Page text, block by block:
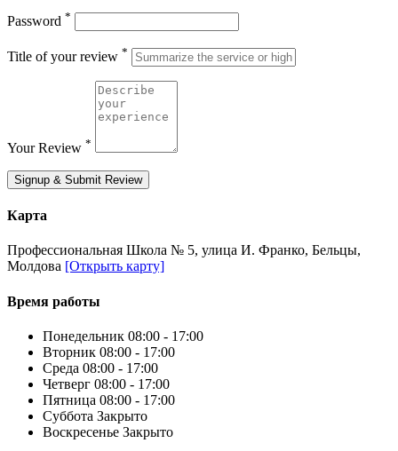
Password *
Title of your review *
Your Review *
Signup & Submit Review
Карта
Профессиональная Школа № 5, улица И. Франко, Бельцы,
Молдова [Открыть карту]
Время работы
Понедельник 08:00 - 17:00
Вторник 08:00 - 17:00
Среда 08:00 - 17:00
Четверг 08:00 - 17:00
Пятница 08:00 - 17:00
Суббота Закрыто
Воскресенье Закрыто